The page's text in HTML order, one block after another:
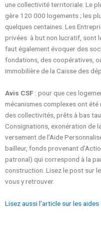
une collectivité territoriale. Le
gère 120 000 logements ; les
quelques centaines. Les
privées à but non lucratif, sont
faut également évoquer des
fondations, des coopératives,
immobilière de la Caisse des
Avis CSF : pour que ces
mécanismes complexes ont été
des collectivités, prêts à bas
Consignations, exonération de
versement de l’Aide
bailleur, fonds provenant
patronal) qui correspond à la
construction. Lisez le post sur
vous y retrouver.
Lisez aussi l’article sur les